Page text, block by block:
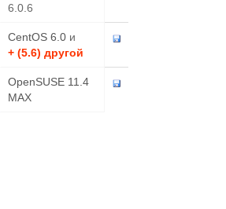
6.0.6
CentOS 6.0 и
+ (5.6) другой
OpenSUSE 11.4
MAX